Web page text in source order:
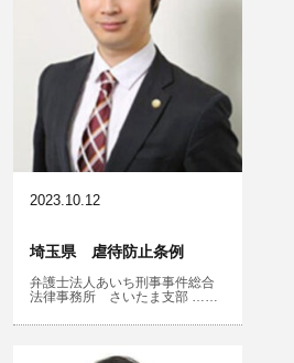
銃刀法違反
風営法・風適法違反
文書偽造・偽造文書行使
2023.10.12
埼玉県 虐待防止条例
弁護士法人あいち刑事事件総合
法律事務所 さいたま支部 ……